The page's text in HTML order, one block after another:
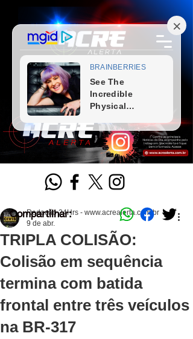
TRIPLA COLISÃO:
Colisão em sequência
termina com batida
frontal entre três veículos
na BR-317
Redação 24Hrs - www.acrealerta.com.br
9 de abr.
Compartilhar: